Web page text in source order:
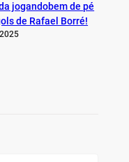
jogandobem de pé
de Rafael Borré!